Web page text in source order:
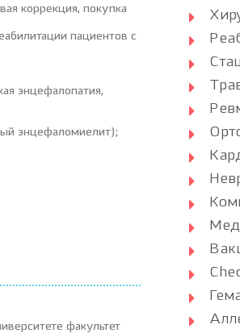
коррекция, покупка
пациентов с
энцефалопатия,
энцефаломиелит);
факультет